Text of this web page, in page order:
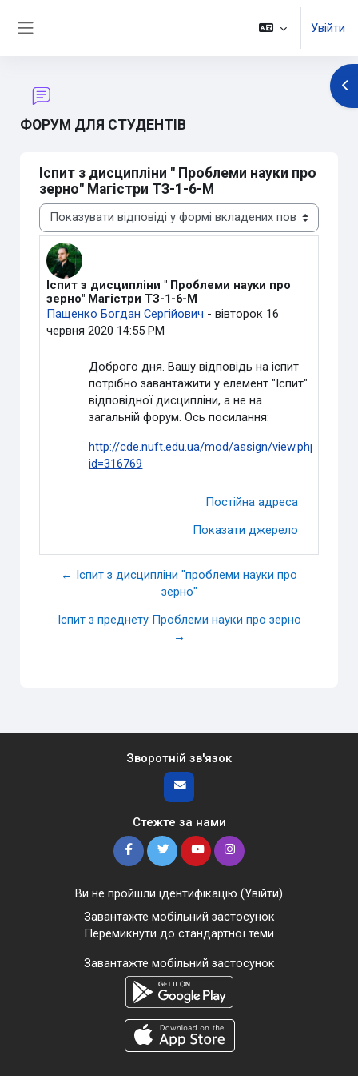
Увійти
ФОРУМ ДЛЯ СТУДЕНТІВ
Іспит з дисципліни " Проблеми науки про
зерно" Магістри ТЗ-1-6-М
Тип показу
Іспит з дисципліни " Проблеми науки про
зерно" Магістри ТЗ-1-6-М
Пащенко Богдан Сергійович -вівторок 16
червня 2020 14:55 PM
Кількість відповідей: 0
Доброго дня. Вашу відповідь на іспит
потрібно завантажити у елемент "Іспит"
відповідної дисципліни, а не на
загальній форум. Ось посилання:
http://cde.nuft.edu.ua/mod/assign/view.php?
id=316769
Постійна адреса
Показати джерело
← Іспит з дисципліни "проблеми науки про
зерно"
Іспит з преднету Проблеми науки про зерно
→
Зворотній зв'язок
Стежте за нами
Ви не пройшли ідентифікацію (Увійти)
Завантажте мобільний застосунок
Перемикнути до стандартної теми
Завантажте мобільний застосунок